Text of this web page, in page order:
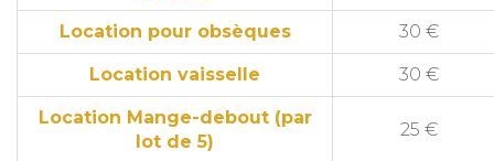
Location pour obsèques 30 €
Location vaisselle 30 €
Location Mange-debout (par
lot de 5)
25 €